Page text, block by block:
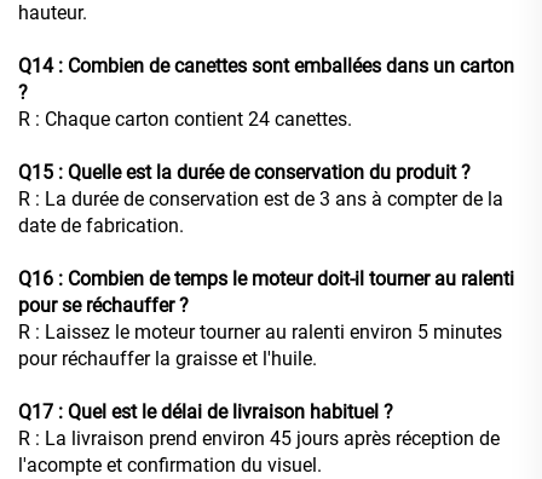
hauteur.
Q14 : Combien de canettes sont emballées dans un carton
?
R : Chaque carton contient 24 canettes.
Q15 : Quelle est la durée de conservation du produit ?
R : La durée de conservation est de 3 ans à compter de la
date de fabrication.
Q16 : Combien de temps le moteur doit-il tourner au ralenti
pour se réchauffer ?
R : Laissez le moteur tourner au ralenti environ 5 minutes
pour réchauffer la graisse et l'huile.
Q17 : Quel est le délai de livraison habituel ?
R : La livraison prend environ 45 jours après réception de
l'acompte et confirmation du visuel.